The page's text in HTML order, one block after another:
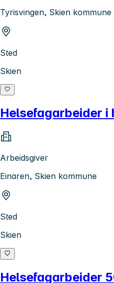
Tyrisvingen, Skien kommune
Sted
Skien
Helsefagarbeider i
Arbeidsgiver
Einaren, Skien kommune
Sted
Skien
Helsefagarbeider